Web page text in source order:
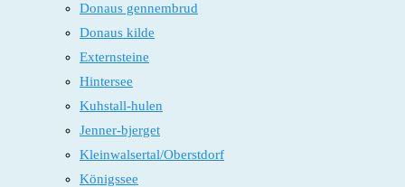
Donaus gennembrud
Donaus kilde
Externsteine
Hintersee
Kuhstall-hulen
Jenner-bjerget
Kleinwalsertal/Oberstdorf
Königssee